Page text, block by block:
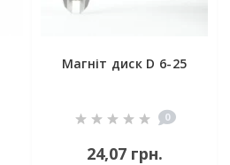
Магніт диск D 6-25
0
24,07 грн.